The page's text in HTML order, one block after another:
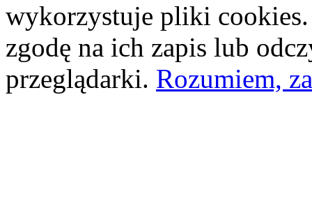
wykorzystuje pliki
zgodę na ich zapis lub
przeglądarki. Rozumiem,